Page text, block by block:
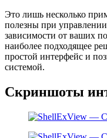
Это лишь несколько
полезны при
зависимости от ваших
наиболее подходящее
простой интерфейс и
системой.
Скриншоты